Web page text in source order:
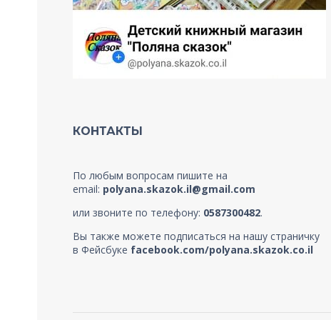
КОНТАКТЫ
По любым вопросам пишите на
email: polyana.skazok.il@gmail.com
или звоните по телефону: 0587300482.
Вы также можете подписаться на нашу страничку
в Фейсбуке facebook.com/polyana.skazok.co.il